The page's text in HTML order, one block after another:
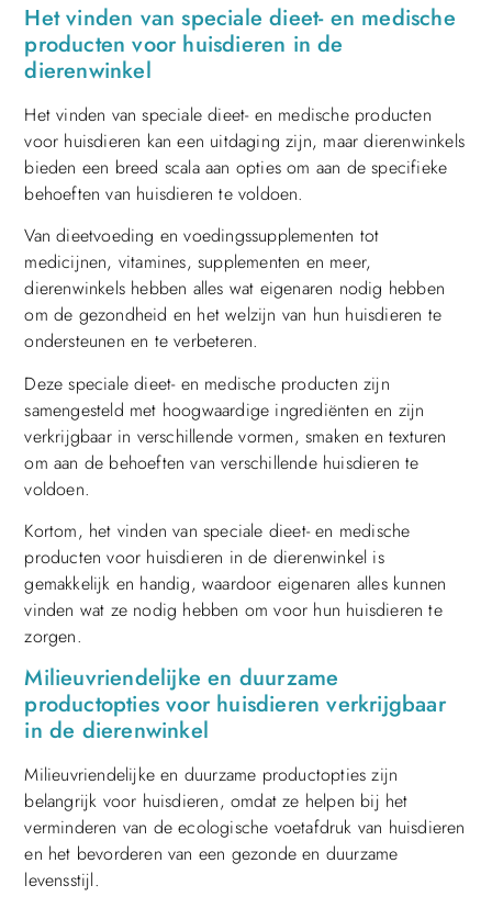
Het vinden van speciale dieet- en medische
producten voor huisdieren in de
dierenwinkel
Het vinden van speciale dieet- en medische producten
voor huisdieren kan een uitdaging zijn, maar dierenwinkels
bieden een breed scala aan opties om aan de specifieke
behoeften van huisdieren te voldoen.
Van dieetvoeding en voedingssupplementen tot
medicijnen, vitamines, supplementen en meer,
dierenwinkels hebben alles wat eigenaren nodig hebben
om de gezondheid en het welzijn van hun huisdieren te
ondersteunen en te verbeteren.
Deze speciale dieet- en medische producten zijn
samengesteld met hoogwaardige ingrediënten en zijn
verkrijgbaar in verschillende vormen, smaken en texturen
om aan de behoeften van verschillende huisdieren te
voldoen.
Kortom, het vinden van speciale dieet- en medische
producten voor huisdieren in de dierenwinkel is
gemakkelijk en handig, waardoor eigenaren alles kunnen
vinden wat ze nodig hebben om voor hun huisdieren te
zorgen.
Milieuvriendelijke en duurzame
productopties voor huisdieren verkrijgbaar
in de dierenwinkel
Milieuvriendelijke en duurzame productopties zijn
belangrijk voor huisdieren, omdat ze helpen bij het
verminderen van de ecologische voetafdruk van huisdieren
en het bevorderen van een gezonde en duurzame
levensstijl.